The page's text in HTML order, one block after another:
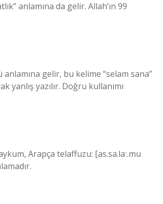
anlamına da gelir. Allah’ın 99
gelir, bu kelime “selam sana”
yanlış yazılır. Doğru kullanımı